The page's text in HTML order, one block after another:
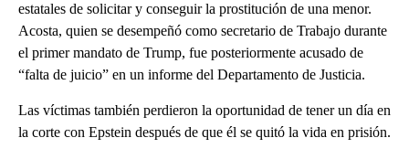
estatales de solicitar y conseguir la prostitución de una menor.
Acosta, quien se desempeñó como secretario de Trabajo durante
el primer mandato de Trump, fue posteriormente acusado de
“falta de juicio” en un informe del Departamento de Justicia.
Las víctimas también perdieron la oportunidad de tener un día en
la corte con Epstein después de que él se quitó la vida en prisión.